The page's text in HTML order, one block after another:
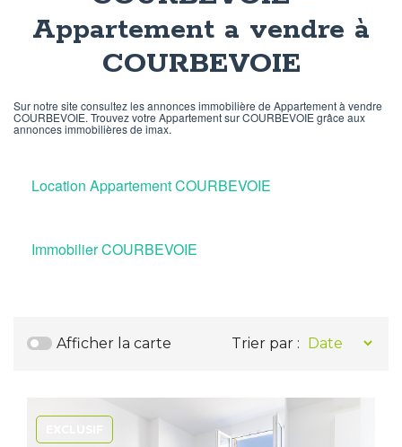
Appartement a vendre à
COURBEVOIE
Sur notre site consultez les annonces immobilière de Appartement à vendre
COURBEVOIE. Trouvez votre Appartement sur COURBEVOIE grâce aux
annonces immobilières de imax.
Location Appartement COURBEVOIE
Immobilier COURBEVOIE
Afficher la carte Trier par :